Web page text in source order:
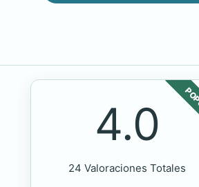
4.0
24 Valoraciones Totales